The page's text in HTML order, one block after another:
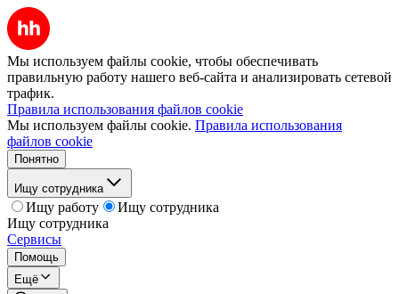
Мы используем файлы cookie, чтобы обеспечивать
правильную работу нашего веб-сайта и анализировать сетевой
трафик.
Правила использования файлов cookie
Мы используем файлы cookie. Правила использования
файлов cookie
Понятно
Ищу сотрудника
Ищу работу
Ищу сотрудника
Ищу сотрудника
Сервисы
Помощь
Ещё